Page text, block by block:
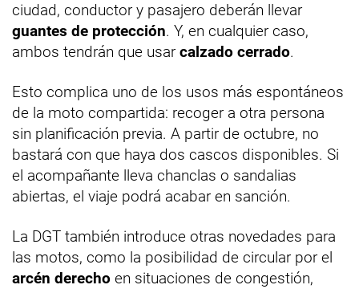
ciudad, conductor y pasajero deberán llevar
guantes de protección. Y, en cualquier caso,
ambos tendrán que usar calzado cerrado.
Esto complica uno de los usos más espontáneos
de la moto compartida: recoger a otra persona
sin planificación previa. A partir de octubre, no
bastará con que haya dos cascos disponibles. Si
el acompañante lleva chanclas o sandalias
abiertas, el viaje podrá acabar en sanción.
La DGT también introduce otras novedades para
las motos, como la posibilidad de circular por el
arcén derecho en situaciones de congestión,